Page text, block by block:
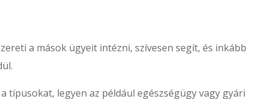
a mások ügyeit intézni, szívesen segít, és inkább
legyen az például egészségügy vagy gyári